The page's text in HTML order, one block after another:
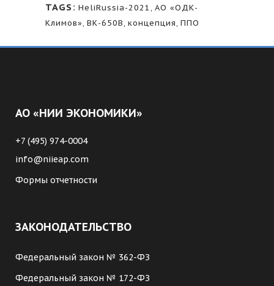
TAGS: HeliRussia-2021, АО «ОДК-
Климов», ВК-650В, концепция, ППО
АО «НИИ ЭКОНОМИКИ»
+7 (495) 974-0004
info@niieap.com
Формы отчетности
ЗАКОНОДАТЕЛЬСТВО
Федеральный закон № 362-ФЗ
Федеральный закон № 172-ФЗ